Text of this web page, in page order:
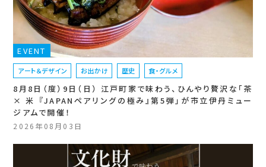
EVENT
アート＆デザイン お出かけ 歴史 食・グルメ
8月8日（度）9日（日） 江戸町家で味わう、ひんやり贅沢な「茶
× 米 『JAPANペアリングの極み』第5弾」が市立伊丹ミュー
ジアムで開催！
2026年08月03日